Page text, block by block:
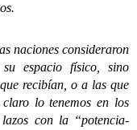
consideraron
espacio físico, sino
recibían, o a las que
lo tenemos en los
con la “potencia-